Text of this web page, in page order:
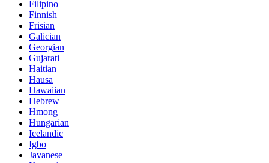
Filipino
Finnish
Frisian
Galician
Georgian
Gujarati
Haitian
Hausa
Hawaiian
Hebrew
Hmong
Hungarian
Icelandic
Igbo
Javanese